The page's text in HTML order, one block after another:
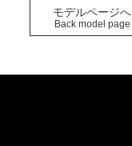
モデルページへ
Back model page